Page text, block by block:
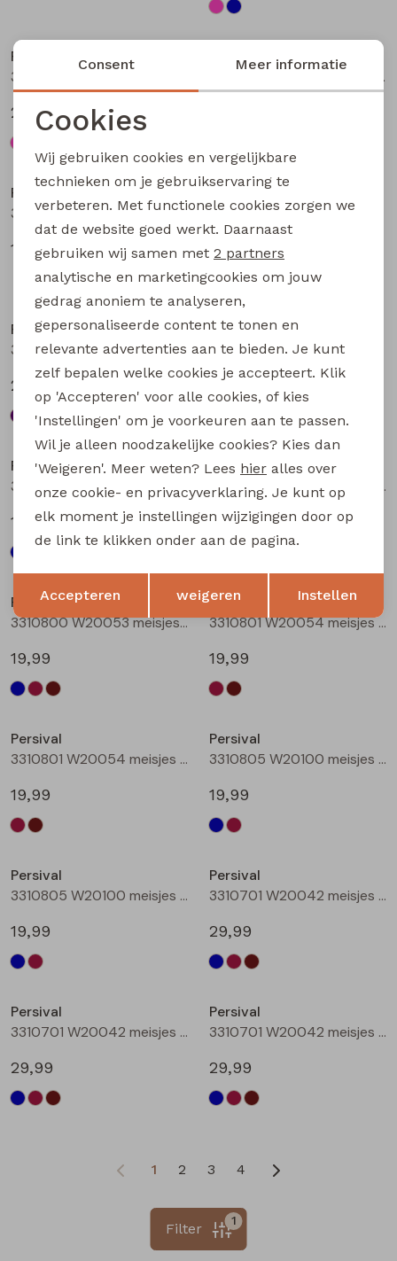
Persival
27,99
Persival
3310300 W20103 meisjes pullover Bruin donker
Nieuw
Persival
3310807 W20102 meisjes rok kort Bordeaux
17,99
Persival
22,99
Nieuw
Persival
3310404 W20049 meisjes sweatshirt Taupe
22,99
Persival
22,99
Nieuw
Persival
3310800 W20053 meisjes rok kort Marine
19,99
Persival
3310800 W20053 meisjes rok kort Bordeaux
19,99
Persival
3310800 W20053 meisjes rok kort Bruin donker
19,99
Persival
3310801 W20054 meisjes rok kort Bordeaux
19,99
Persival
3310801 W20054 meisjes rok kort Bruin donker
19,99
Persival
3310805 W20100 meisjes rok kort Marine
19,99
Persival
3310805 W20100 meisjes rok kort Bordeaux
19,99
Persival
3310701 W20042 meisjes Jurk Marine
29,99
Persival
3310701 W20042 meisjes Jurk Bordeaux
29,99
Persival
3310701 W20042 meisjes Jurk Bruin donker
29,99
1 2 3 4
1
Filter
Noodzakelijke cookies
Analytische cookies
Marketing cookies
Terug Opslaan
Consent Meer informatie
Cookies
Wij gebruiken cookies en vergelijkbare
technieken om je gebruikservaring te
verbeteren. Met functionele cookies zorgen we
dat de website goed werkt. Daarnaast
gebruiken wij samen met 2 partners
analytische en marketingcookies om jouw
gedrag anoniem te analyseren,
gepersonaliseerde content te tonen en
relevante advertenties aan te bieden. Je kunt
zelf bepalen welke cookies je accepteert. Klik
op 'Accepteren' voor alle cookies, of kies
'Instellingen' om je voorkeuren aan te passen.
Wil je alleen noodzakelijke cookies? Kies dan
'Weigeren'. Meer weten? Lees hier alles over
onze cookie- en privacyverklaring. Je kunt op
elk moment je instellingen wijzigingen door op
de link te klikken onder aan de pagina.
Accepteren weigeren Instellen